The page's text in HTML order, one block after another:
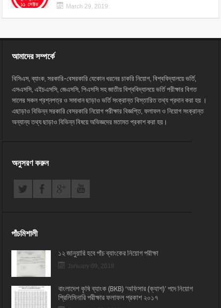
March 29, 2019
আমাদের সম্পর্কে
বিসিএস, ব্যাংক, সরকারি-বেসরকারি যেকোন ধরনের চাকরি নিয়োগ, বিশ্ববিদ্যালয়ে ভর্তি,
এসএসসি, এইচএসসি, জেএসসি, পিএসসি সহ জাতীয় বিশ্ববিদ্যালয়ে ভর্তি পরীক্ষার বিগত
সালের সকল প্রশ্নপত্র ও সমাধান ছাড়াও ভর্তি সংক্রান্ত বিস্তারিত তথ্য প্রদান করা হয় ।
এছাড়াও বিভিন্ন সরকারি বেসরকারি নিয়োগ পরীক্ষার বিজ্ঞপ্তি, ফলাফল ও নিয়োগ সংক্রান্ত
অন্যান্য তথ্য ছাড়াও বিভিন্ন বিষয়ে অভিজ্ঞদের মতামত প্রকাশ করা হয়।
অনুসরণ করুন
পাঁচমিশালী
১২ জানুয়ারি হবে পাঁচ ব্যাংকের নিয়োগ পরীক্ষা
January 09, 2018
বাংলাদেশ কৃষি ব্যাংক (BKB) ‘অফিসার (ক্যাশ)’ পদে নিয়োগ
প্রিলিমিনারি পরীক্ষার ফলাফল প্রকাশ ২০১৭